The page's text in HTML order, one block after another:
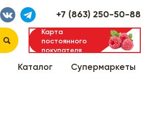
+7 (863) 250-50-88
Карта
постоянного
покупателя
Каталог Супермаркеты